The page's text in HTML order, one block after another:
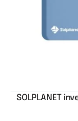
SOLPLANET